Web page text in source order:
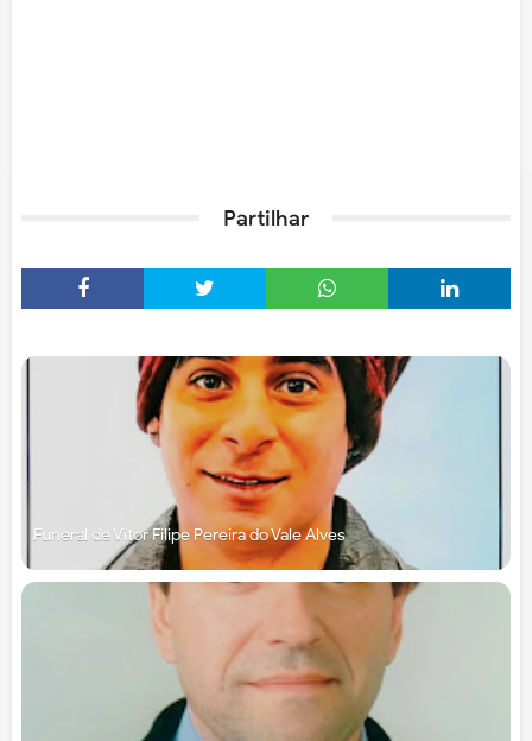
Partilhar
Funeral de Vítor Filipe Pereira do Vale Alves